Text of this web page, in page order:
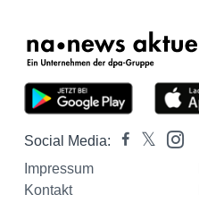
Social Media:
Impressum
Kontakt